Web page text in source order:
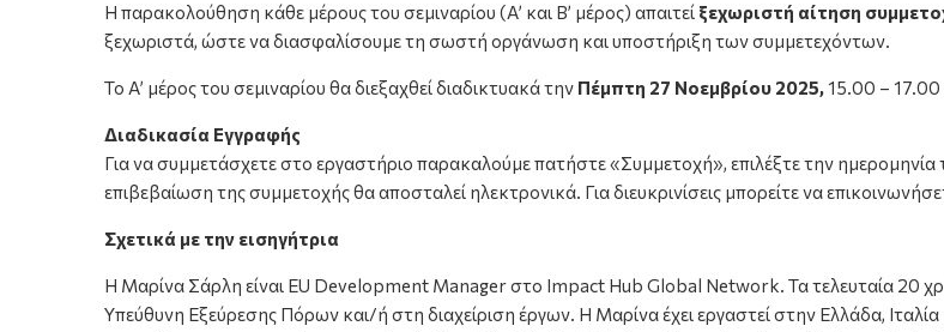
Η παρακολούθηση κάθε μέρους του σεμιναρίου (Α’ και Β’ μέρος) απαιτεί ξεχωριστή αίτηση
ξεχωριστά, ώστε να διασφαλίσουμε τη σωστή οργάνωση και υποστήριξη των συμμετεχόντων.
Το Α’ μέρος του σεμιναρίου θα διεξαχθεί διαδικτυακά την Πέμπτη 27 Νοεμβρίου 2025,15.00 – 17.00
Διαδικασία Εγγραφής
Για να συμμετάσχετε στο εργαστήριο παρακαλούμε πατήστε «Συμμετοχή», επιλέξτε την
επιβεβαίωση της συμμετοχής θα αποσταλεί ηλεκτρονικά. Για διευκρινίσεις μπορείτε να
Σχετικά με την εισηγήτρια
Η Μαρίνα Σάρλη είναι EU Development Manager στο Impact Hub Global Network. Τα τελευταία 20
Υπεύθυνη Εξεύρεσης Πόρων και/ή στη διαχείριση έργων. Η Μαρίνα έχει εργαστεί στην Ελλάδα,